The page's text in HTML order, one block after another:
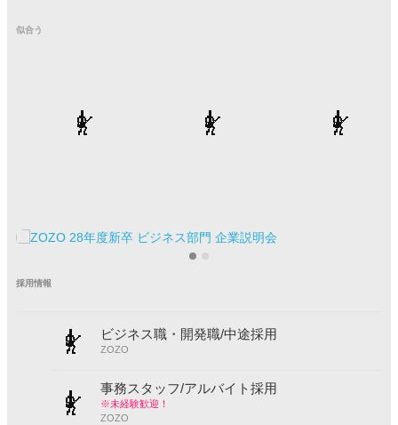
似合う
採用情報
ビジネス職・開発職/中途採用
ZOZO
事務スタッフ/アルバイト採用
※未経験歓迎！
ZOZO